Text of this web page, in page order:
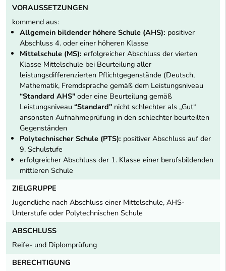
VORAUSSETZUNGEN
kommend aus:
Allgemein bildender höhere Schule (AHS): positiver
Abschluss 4. oder einer höheren Klasse
Mittelschule (MS): erfolgreicher Abschluss der vierten
Klasse Mittelschule bei Beurteilung aller
leistungsdifferenzierten Pflichtgegenstände (Deutsch,
Mathematik, Fremdsprache gemäß dem Leistungsniveau
“Standard AHS" oder eine Beurteilung gemäß
Leistungsniveau “Standard" nicht schlechter als „Gut“
ansonsten Aufnahmeprüfung in den schlechter beurteilten
Gegenständen
Polytechnischer Schule (PTS): positiver Abschluss auf der
9. Schulstufe
erfolgreicher Abschluss der 1. Klasse einer berufsbildenden
mittleren Schule
ZIELGRUPPE
Jugendliche nach Abschluss einer Mittelschule, AHS-
Unterstufe oder Polytechnischen Schule
ABSCHLUSS
Reife- und Diplomprüfung
BERECHTIGUNG